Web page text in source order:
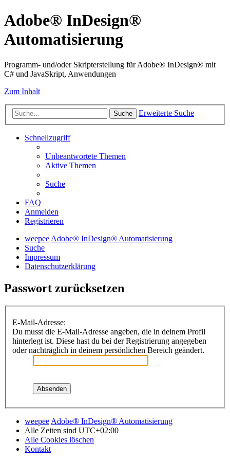
Adobe® InDesign®
Automatisierung
Programm- und/oder Skripterstellung für Adobe® InDesign® mit
C# und JavaSkript, Anwendungen
Zum Inhalt
Suche Erweiterte Suche
Schnellzugriff
Unbeantwortete Themen
Aktive Themen
Suche
FAQ
Anmelden
Registrieren
weepeeAdobe® InDesign® Automatisierung
Suche
Impressum
Datenschutzerklärung
Passwort zurücksetzen
E-Mail-Adresse:
Du musst die E-Mail-Adresse angeben, die in deinem Profil
hinterlegt ist. Diese hast du bei der Registrierung angegeben
oder nachträglich in deinem persönlichen Bereich geändert.
weepee Adobe® InDesign® Automatisierung
Alle Zeiten sind UTC+02:00
Alle Cookies löschen
Kontakt